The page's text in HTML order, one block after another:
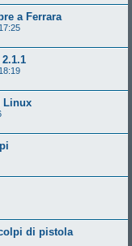
a Ferrara
Linux
di pistola